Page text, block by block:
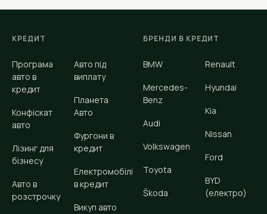
КРЕДИТ
Програма
авто в
кредит
Конфіскат
авто
Лізинг для
бізнесу
Авто в
розстрочку
Авто під
виплату
Планета
Авто
Фургони в
кредит
Електромобілі
в кредит
Викуп авто
БРЕНДИ В КРЕДИТ
BMW
Mercedes-
Benz
Audi
Volkswagen
Toyota
Škoda
Renault
Hyundai
Kia
Nissan
Ford
BYD
(електро)